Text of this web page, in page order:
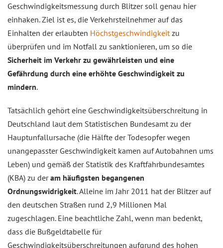
Geschwindigkeitsmessung durch Blitzer soll genau hier
einhaken. Ziel ist es, die Verkehrsteilnehmer auf das
Einhalten der erlaubten Höchstgeschwindigkeit zu
überprüfen und im Notfall zu sanktionieren, um so die
Sicherheit im Verkehr zu gewährleisten und eine
Gefährdung durch eine erhöhte Geschwindigkeit zu
mindern.
Tatsächlich gehört eine Geschwindigkeitsüberschreitung in
Deutschland laut dem Statistischen Bundesamt zu der
Hauptunfallursache (die Hälfte der Todesopfer wegen
unangepasster Geschwindigkeit kamen auf Autobahnen ums
Leben) und gemäß der Statistik des Kraftfahrbundesamtes
(KBA) zu deram häufigsten begangenen
Ordnungswidrigkeit. Alleine im Jahr 2011 hat der Blitzer auf
den deutschen Straßen rund 2,9 Millionen Mal
zugeschlagen. Eine beachtliche Zahl, wenn man bedenkt,
dass die Bußgeldtabelle für
Geschwindigkeitsüberschreitungen aufgrund des hohen